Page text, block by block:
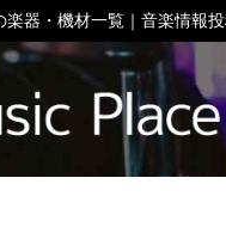
楽器・機材一覧｜音楽情報